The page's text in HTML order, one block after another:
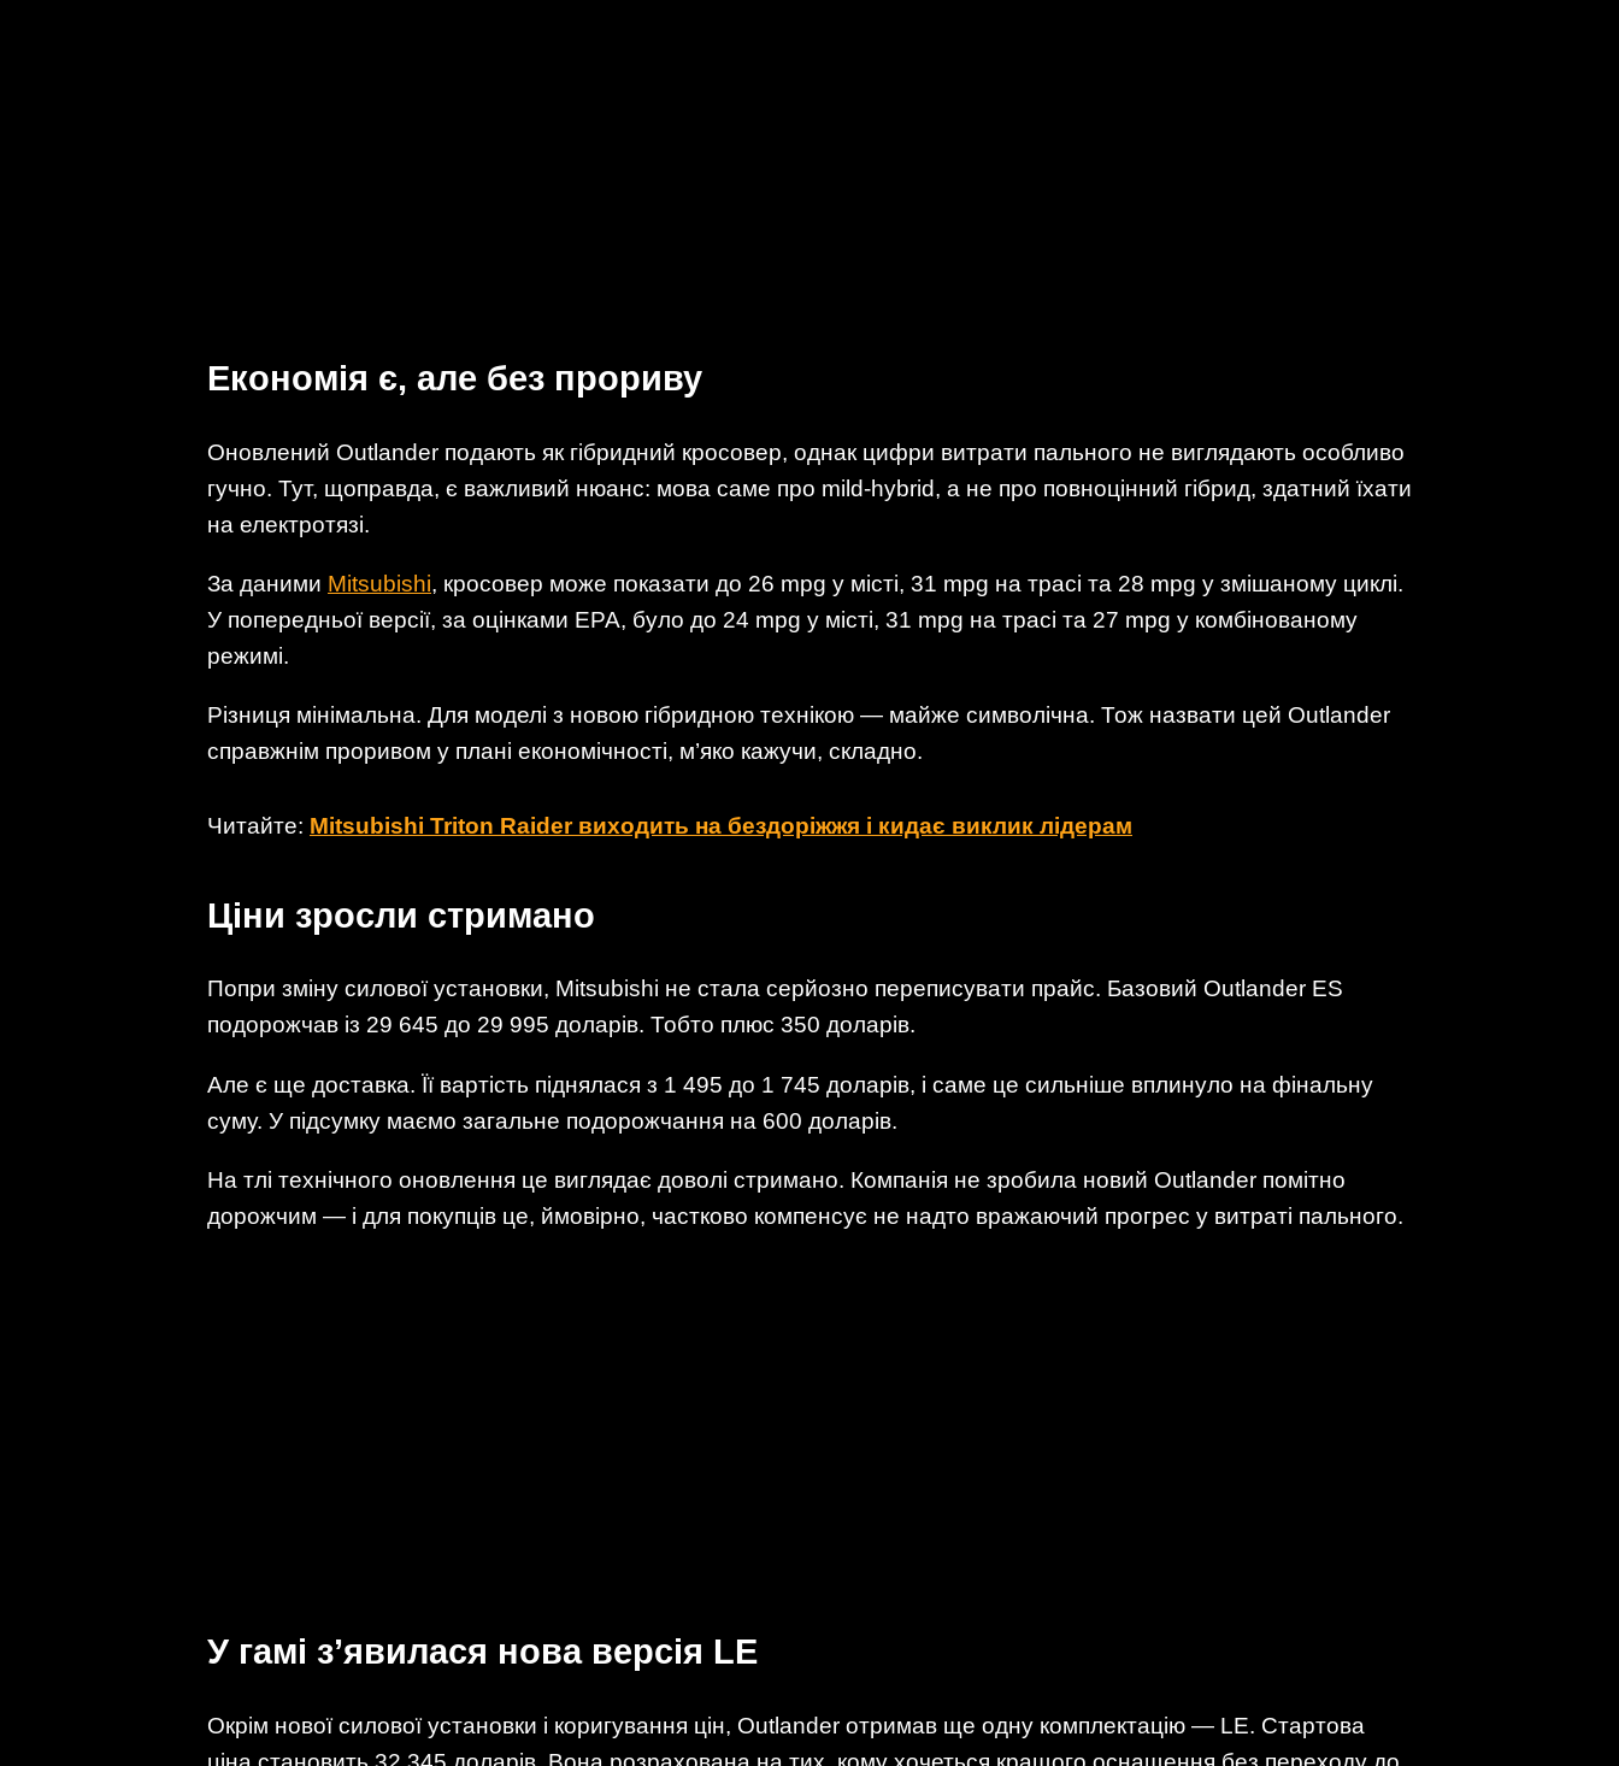
Економія є, але без прориву
Оновлений Outlander подають як гібридний кросовер, однак цифри витрати пального не виглядають особливо
гучно. Тут, щоправда, є важливий нюанс: мова саме про mild-hybrid, а не про повноцінний гібрид, здатний їхати
на електротязі.
За даними Mitsubishi, кросовер може показати до 26 mpg у місті, 31 mpg на трасі та 28 mpg у змішаному циклі.
У попередньої версії, за оцінками EPA, було до 24 mpg у місті, 31 mpg на трасі та 27 mpg у комбінованому
режимі.
Різниця мінімальна. Для моделі з новою гібридною технікою — майже символічна. Тож назвати цей Outlander
справжнім проривом у плані економічності, м’яко кажучи, складно.
Читайте: Mitsubishi Triton Raider виходить на бездоріжжя і кидає виклик лідерам
Ціни зросли стримано
Попри зміну силової установки, Mitsubishi не стала серйозно переписувати прайс. Базовий Outlander ES
подорожчав із 29 645 до 29 995 доларів. Тобто плюс 350 доларів.
Але є ще доставка. Її вартість піднялася з 1 495 до 1 745 доларів, і саме це сильніше вплинуло на фінальну
суму. У підсумку маємо загальне подорожчання на 600 доларів.
На тлі технічного оновлення це виглядає доволі стримано. Компанія не зробила новий Outlander помітно
дорожчим — і для покупців це, ймовірно, частково компенсує не надто вражаючий прогрес у витраті пального.
У гамі з’явилася нова версія LE
Окрім нової силової установки і коригування цін, Outlander отримав ще одну комплектацію — LE. Стартова